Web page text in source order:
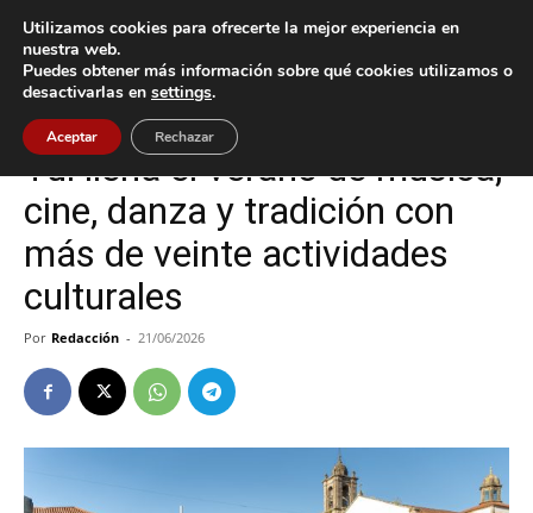
Inicio Cultura / Ocio
Cultura / Ocio Tui
Tui llena el verano de música,
cine, danza y tradición con
más de veinte actividades
culturales
Por Redacción - 21/06/2026
Utilizamos cookies para ofrecerte la mejor experiencia en
nuestra web.
Puedes obtener más información sobre qué cookies utilizamos o
desactivarlas en settings.
Aceptar Rechazar